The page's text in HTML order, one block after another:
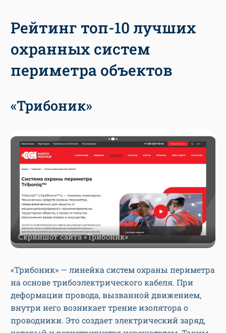
Рейтинг топ-10 лучших
охранных систем
периметра объектов
«Трибоник»
Скриншот сайта «Трибоник»
«Трибоник» — линейка систем охраны периметра
на основе трибоэлектрического кабеля. При
деформации провода, вызванной движением,
внутри него возникает трение изолятора о
проводники. Это создает электрический заряд,